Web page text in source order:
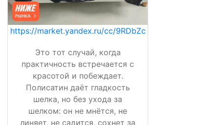
https://market.yandex.ru/cc/9RDbZc
Это тот случай, когда
практичность встречается с
красотой и побеждает.
Полисатин даёт гладкость
шелка, но без ухода за
шелком: он не мнётся, не
линяет, не садится, сохнет за